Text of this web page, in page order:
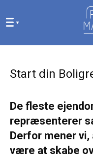
Start din
De fleste
repræsenterer
Derfor mener
være at skabe